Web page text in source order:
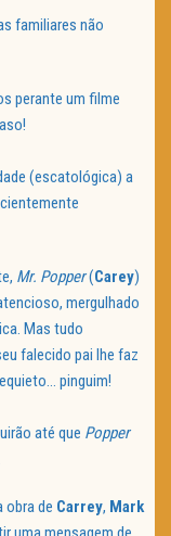
familiares não
perante um filme
(escatológica) a
Mr. Popper(Carey)
mergulhado
Mas tudo
falecido pai lhe faz
pinguim!
até que Popper
obra de Carrey, Mark